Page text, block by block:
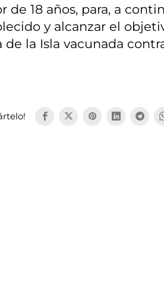
de 18 años, para, a
y alcanzar el
de la Isla vacunada